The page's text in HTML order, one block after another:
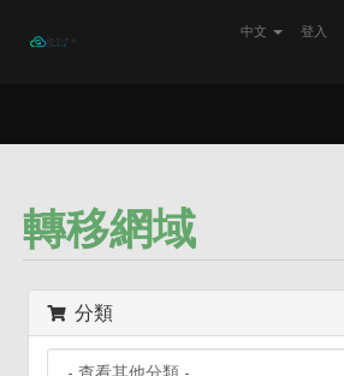
中文 登入
轉移網域
分類